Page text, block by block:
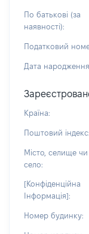
По батькові (за
наявності):
Податковий
Дата
Країна:
Поштовий індекс:
Місто, селище чи
село:
[Конфіденційна
Інформація]:
Номер будинку: